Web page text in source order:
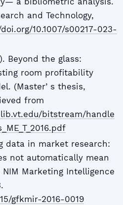
and Technology,
10.1007/s00217-023-
Beyond the glass:
room profitability
(Masterʼs thesis,
from
bitstream/handle
data in market research:
not automatically mean
Marketing Intelligence
gfkmir-2016-0019